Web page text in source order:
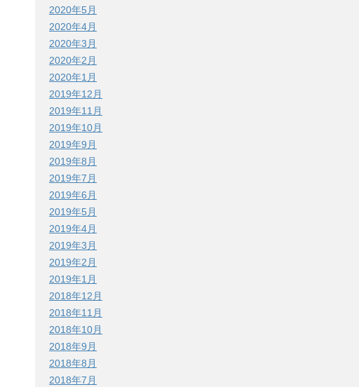
2020年5月
2020年4月
2020年3月
2020年2月
2020年1月
2019年12月
2019年11月
2019年10月
2019年9月
2019年8月
2019年7月
2019年6月
2019年5月
2019年4月
2019年3月
2019年2月
2019年1月
2018年12月
2018年11月
2018年10月
2018年9月
2018年8月
2018年7月